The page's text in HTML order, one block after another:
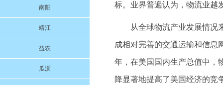
南阳
靖江
益农
瓜沥
标。业界普遍认为，物流业越
从全球物流产业发展情况
成相对完善的交通运输和信息
年，在美国国内生产总值中，
降显著地提高了美国经济的竞